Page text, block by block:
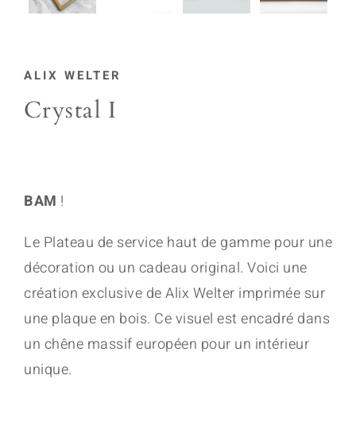
ALIX WELTER
Crystal I
BAM !
Le Plateau de service haut de gamme pour une
décoration ou un cadeau original. Voici une
création exclusive de Alix Welter imprimée sur
une plaque en bois. Ce visuel est encadré dans
un chêne massif européen pour un intérieur
unique.